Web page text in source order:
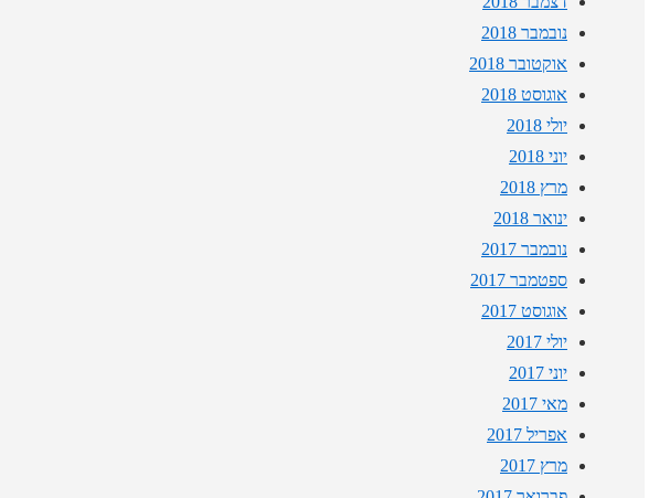
נובמבר 2018
אוקטובר 2018
אוגוסט 2018
יולי 2018
יוני 2018
מרץ 2018
ינואר 2018
נובמבר 2017
ספטמבר 2017
אוגוסט 2017
יולי 2017
יוני 2017
מאי 2017
אפריל 2017
מרץ 2017